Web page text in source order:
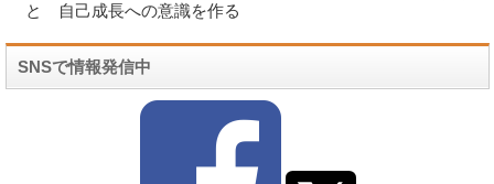
と 自己成長への意識を作る
SNSで情報発信中